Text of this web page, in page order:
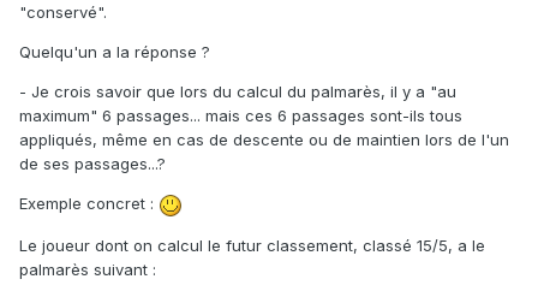
"conservé".
Quelqu'un a la réponse ?
- Je crois savoir que lors du calcul du palmarès, il y a "au
maximum" 6 passages... mais ces 6 passages sont-ils tous
appliqués, même en cas de descente ou de maintien lors de l'un
de ses passages...?
Exemple concret :
Le joueur dont on calcul le futur classement, classé 15/5, a le
palmarès suivant :